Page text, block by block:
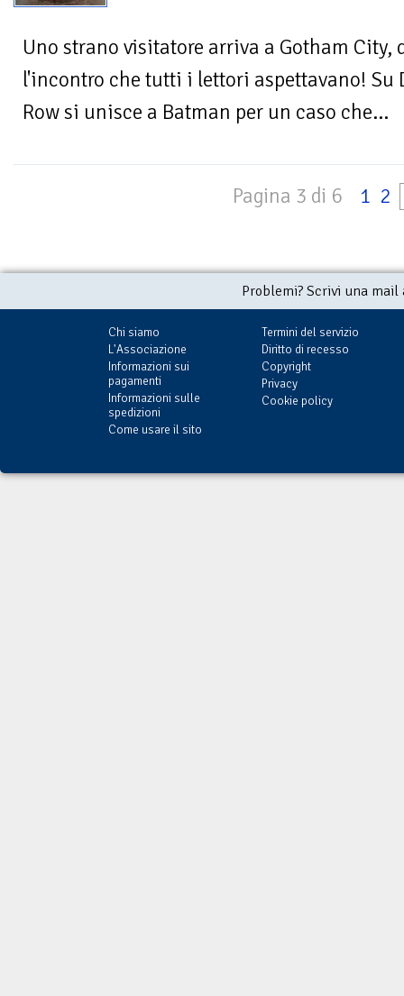
Uno strano visitatore arriva a Gotham
l'incontro che tutti i lettori aspettavano! Su
Row si unisce a Batman per un caso che...
Pagina 3 di 6 1 2
Problemi? Scrivi una
Chi siamo
L'Associazione
Informazioni sui
pagamenti
Informazioni sulle
spedizioni
Come usare il sito
Termini del servizio
Diritto di recesso
Copyright
Privacy
Cookie policy